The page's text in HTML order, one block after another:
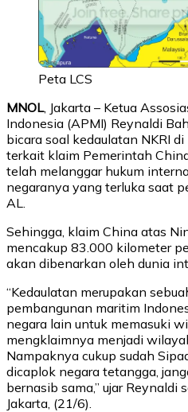
Peta LCS
MNOL, Jakarta – Ketua
Indonesia (APMI) Reynaldi
bicara soal kedaulatan NKRI
terkait klaim Pemerintah
telah melanggar hukum
negaranya yang terluka saat
AL.
Sehingga, klaim China atas
mencakup 83.000 kilometer
akan dibenarkan oleh dunia
“Kedaulatan merupakan
pembangunan maritim
negara lain untuk memasuki
mengklaimnya menjadi
Nampaknya cukup sudah
dicaplok negara tetangga,
bernasib sama,” ujar
Jakarta, (21/6).